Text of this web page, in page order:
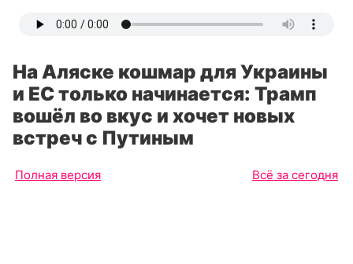
На Аляске кошмар для Украины
и ЕС только начинается: Трамп
вошёл во вкус и хочет новых
встреч с Путиным
Полная версия Всё за сегодня